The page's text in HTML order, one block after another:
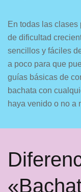
En todas las
de dificultad
sencillos y fáciles
a poco para que
guías básicas de
bachata con
haya venido o no a